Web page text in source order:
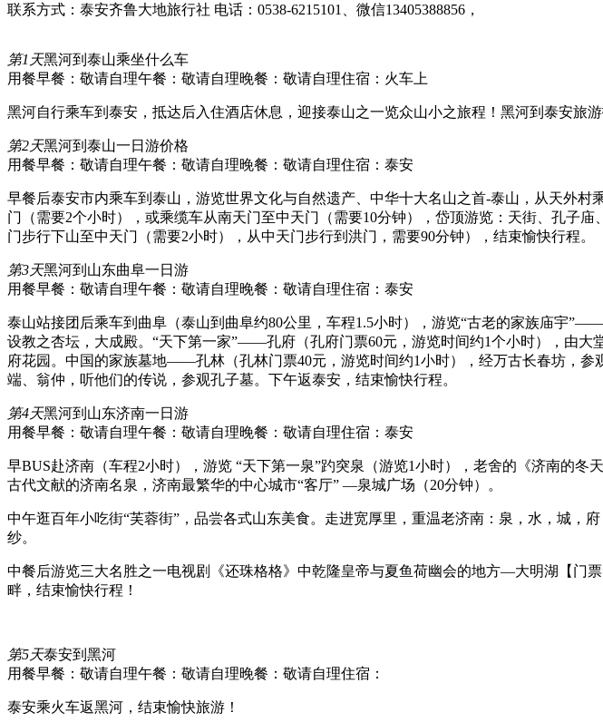
联系方式：泰安齐鲁大地旅行社 电话：0538-6215101、微信13405388856，
第1天黑河到泰山乘坐什么车
用餐早餐：敬请自理午餐：敬请自理晚餐：敬请自理住宿：火车上
黑河自行乘车到泰安，抵达后入住酒店休息，迎接泰山之一览众山小之旅程！黑河到泰安旅
第2天黑河到泰山一日游价格
用餐早餐：敬请自理午餐：敬请自理晚餐：敬请自理住宿：泰安
早餐后泰安市内乘车到泰山，游览世界文化与自然遗产、中华十大名山之首-泰山，从天外
门（需要2个小时），或乘缆车从南天门至中天门（需要10分钟），岱顶游览：天街、孔子
门步行下山至中天门（需要2小时），从中天门步行到洪门，需要90分钟），结束愉快行程。
第3天黑河到山东曲阜一日游
用餐早餐：敬请自理午餐：敬请自理晚餐：敬请自理住宿：泰安
泰山站接团后乘车到曲阜（泰山到曲阜约80公里，车程1.5小时），游览“古老的家族庙宇
设教之杏坛，大成殿。“天下第一家”——孔府（孔府门票60元，游览时间约1个小时），由
府花园。中国的家族墓地——孔林（孔林门票40元，游览时间约1小时），经万古长春坊，
端、翁仲，听他们的传说，参观孔子墓。下午返泰安，结束愉快行程。
第4天黑河到山东济南一日游
用餐早餐：敬请自理午餐：敬请自理晚餐：敬请自理住宿：泰安
早BUS赴济南（车程2小时），游览 “天下第一泉”趵突泉（游览1小时），老舍的《济南的
古代文献的济南名泉，济南最繁华的中心城市“客厅” —泉城广场（20分钟）。
中午逛百年小吃街“芙蓉街”，品尝各式山东美食。走进宽厚里，重温老济南：泉，水，城
纱。
中餐后游览三大名胜之一电视剧《还珠格格》中乾隆皇帝与夏鱼荷幽会的地方—大明湖【门
畔，结束愉快行程！
第5天泰安到黑河
用餐早餐：敬请自理午餐：敬请自理晚餐：敬请自理住宿：
泰安乘火车返黑河，结束愉快旅游！